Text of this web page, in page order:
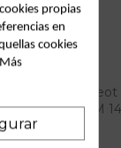
para
OEM IAM
propias
en
cookies